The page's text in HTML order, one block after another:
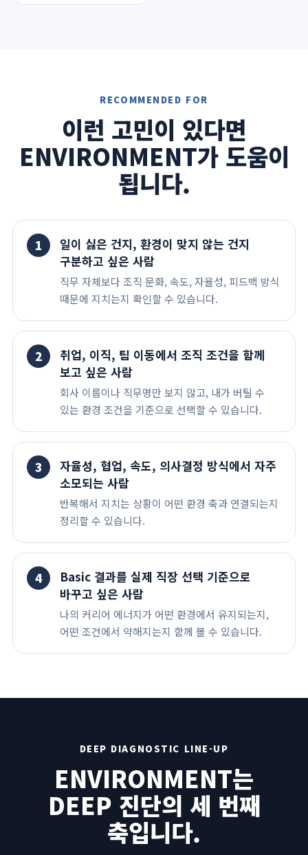
RECOMMENDED FOR
이런 고민이 있다면
ENVIRONMENT가 도움이
됩니다.
1
일이 싫은 건지, 환경이 맞지 않는 건지
구분하고 싶은 사람
직무 자체보다 조직 문화, 속도, 자율성, 피드백 방식
때문에 지치는지 확인할 수 있습니다.
2
취업, 이직, 팀 이동에서 조직 조건을 함께
보고 싶은 사람
회사 이름이나 직무명만 보지 않고, 내가 버틸 수
있는 환경 조건을 기준으로 선택할 수 있습니다.
3
자율성, 협업, 속도, 의사결정 방식에서 자주
소모되는 사람
반복해서 지치는 상황이 어떤 환경 축과 연결되는지
정리할 수 있습니다.
4
Basic 결과를 실제 직장 선택 기준으로
바꾸고 싶은 사람
나의 커리어 에너지가 어떤 환경에서 유지되는지,
어떤 조건에서 약해지는지 함께 볼 수 있습니다.
DEEP DIAGNOSTIC LINE-UP
ENVIRONMENT는
DEEP 진단의 세 번째
축입니다.